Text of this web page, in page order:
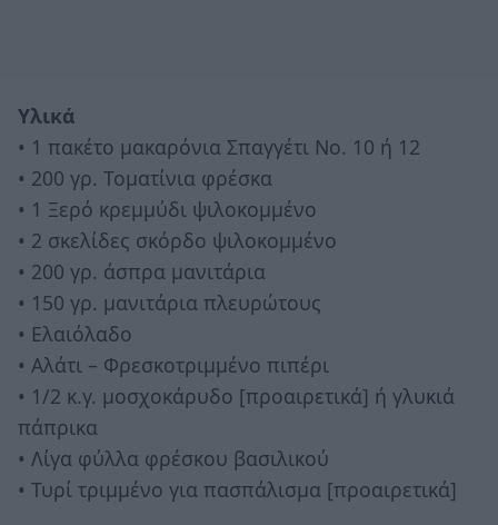
Υλικά
• 1 πακέτο μακαρόνια Σπαγγέτι Νο. 10 ή 12
• 200 γρ. Τοματίνια φρέσκα
• 1 Ξερό κρεμμύδι ψιλοκομμένο
• 2 σκελίδες σκόρδο ψιλοκομμένο
• 200 γρ. άσπρα μανιτάρια
• 150 γρ. μανιτάρια πλευρώτους
• Ελαιόλαδο
• Αλάτι – Φρεσκοτριμμένο πιπέρι
• 1/2 κ.γ. μοσχοκάρυδο [προαιρετικά] ή γλυκιά
πάπρικα
• Λίγα φύλλα φρέσκου βασιλικού
• Τυρί τριμμένο για πασπάλισμα [προαιρετικά]